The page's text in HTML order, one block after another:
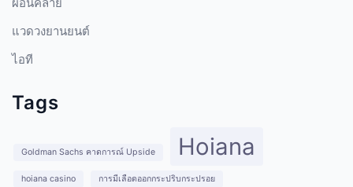
แวดวงยานยนต์
ไอที
Tags
Goldman Sachs คาดการณ์ Upside Hoiana
hoiana casino การมีเลือดออกกระปริบกระปรอย